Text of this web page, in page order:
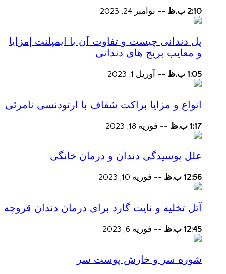
2:10 ب.ظ -- نوامبر 24, 2023
پل دندانی چیست و تفاوت آن با ایمپلنت |مزایا
و معایب بریج های دندانی
1:05 ب.ظ -- آوریل 1, 2023
انواع و مزایا براکت شفاف با ارتودنسی نامرئی
1:17 ب.ظ -- فوریه 18, 2023
علل پوسیدگی دندان و درمان خانگی
12:56 ب.ظ -- فوریه 10, 2023
آتل تخلیه و نایت گارد برای درمان دندان قروچه
12:45 ب.ظ -- فوریه 6, 2023
شوره سر و خارش پوست سر